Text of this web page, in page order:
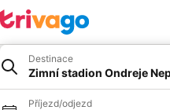
Destinace
Zimní stadion Ondreje
Příjezd/odjezd